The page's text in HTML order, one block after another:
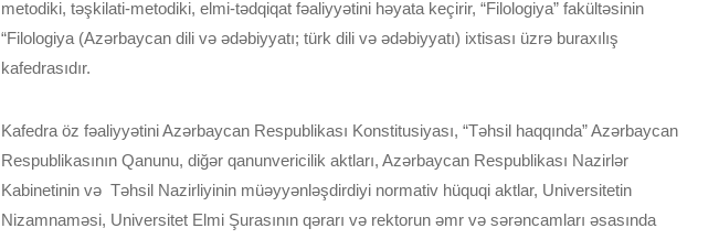
metodiki, təşkilati-metodiki, elmi-tədqiqat fəaliyyətini həyata keçirir, “Filologiya” fakültəsinin
“Filologiya (Azərbaycan dili və ədəbiyyatı; türk dili və ədəbiyyatı) ixtisası üzrə buraxılış
kafedrasıdır.
Kafedra öz fəaliyyətini Azərbaycan Respublikası Konstitusiyası, “Təhsil haqqında” Azərbaycan
Respublikasının Qanunu, diğər qanunvericilik aktları, Azərbaycan Respublikası Nazirlər
Kabinetinin və Təhsil Nazirliyinin müəyyənləşdirdiyi normativ hüquqi aktlar, Universitetin
Nizamnaməsi, Universitet Elmi Şurasının qərarı və rektorun əmr və sərəncamları əsasında